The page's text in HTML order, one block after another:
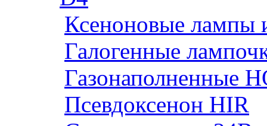
Ксеноновые лампы
Галогенные
Газонаполненные
Псевдоксенон HIR